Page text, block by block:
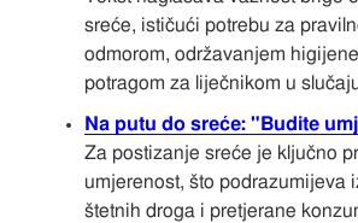
sreće, ističući potrebu za
odmorom, održavanjem
potragom za liječnikom u
Na putu do sreće: "Budite
Za postizanje sreće je ključno
umjerenost, što podrazumijeva
štetnih droga i pretjerane